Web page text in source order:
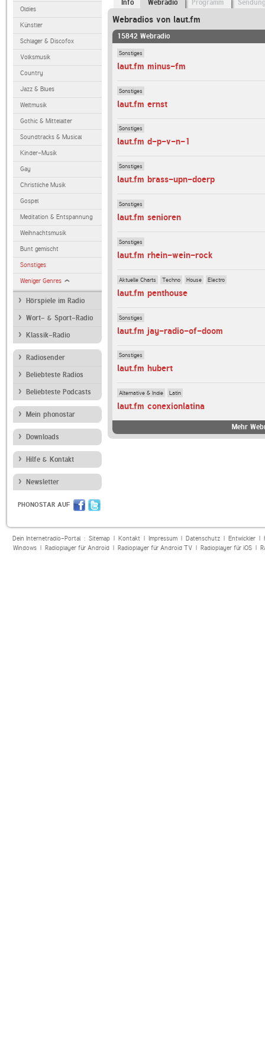
Oldies
Künstler
Schlager & Discofox
Volksmusik
Country
Jazz & Blues
Weltmusik
Gothic & Mittelalter
Soundtracks & Musical
Kinder-Musik
Gay
Christliche Musik
Gospel
Meditation & Entspannung
Weihnachtsmusik
Bunt gemischt
Sonstiges
Weniger Genres
Hörspiele im Radio
Wort- & Sport-Radio
Klassik-Radio
Radiosender
Beliebteste Radios
Beliebteste Podcasts
Mein phonostar
Downloads
Hilfe & Kontakt
Newsletter
PHONOSTAR AUF
Info Webradio Programm
Webradios von laut.fm
15842 Webradio
Sonstiges
laut.fm minus-fm
Sonstiges
laut.fm ernst
Sonstiges
laut.fm d-p-v-n-1
Sonstiges
laut.fm brass-upn-doerp
Sonstiges
laut.fm senioren
Sonstiges
laut.fm rhein-wein-rock
Aktuelle Charts Techno House Electro
laut.fm penthouse
Sonstiges
laut.fm jay-radio-of-doom
Sonstiges
laut.fm hubert
Alternative & Indie Latin
laut.fm conexionlatina
Mehr
Dein Internetradio-Portal : Sitemap| Kontakt| Impressum| Datenschutz| Entwickler|
Windows| Radioplayer für Android| Radioplayer für Android TV| Radioplayer für iOS|